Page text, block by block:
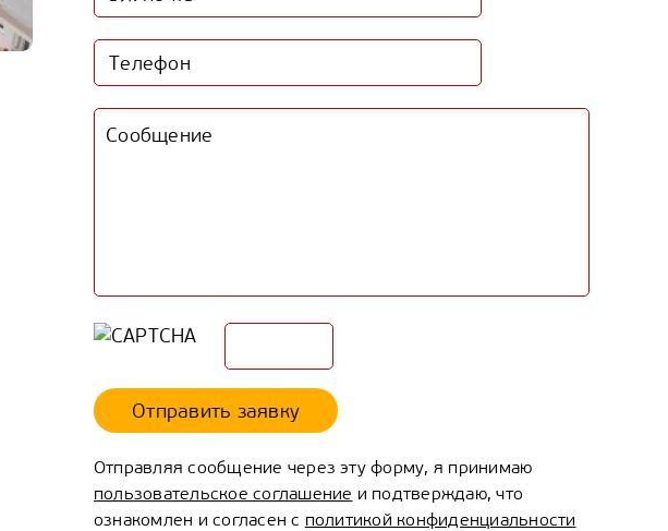
Отправить заявку
Отправляя сообщение через эту форму, я принимаю
пользовательское соглашение и подтверждаю, что
ознакомлен и согласен с политикой конфиденциальности